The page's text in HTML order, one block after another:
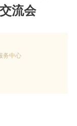
流会
务中心